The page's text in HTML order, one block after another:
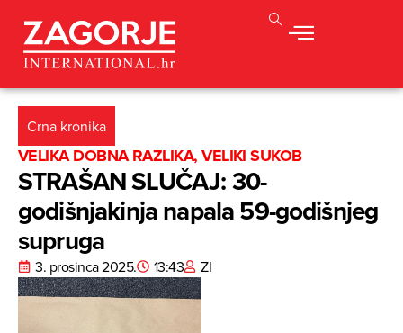
Crna kronika
VELIKA DOBNA RAZLIKA, VELIKI SUKOB
STRAŠAN SLUČAJ: 30-
godišnjakinja napala 59-godišnjeg
supruga
3. prosinca 2025. 13:43 ZI